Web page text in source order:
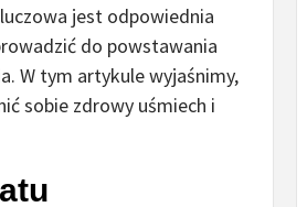
jest odpowiednia
do powstawania
W tym artykule wyjaśnimy,
sobie zdrowy uśmiech i